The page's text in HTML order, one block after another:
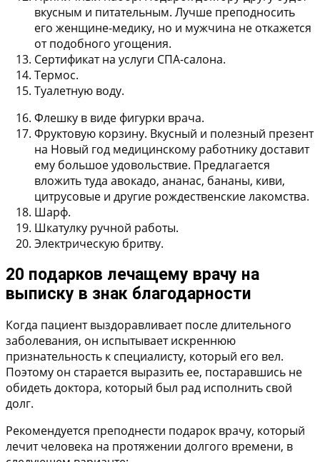
вкусным и питательным. Лучше преподносить
его женщине-медику, но и мужчина не откажется
от подобного угощения.
Сертификат на услуги СПА-салона.
Термос.
Туалетную воду.
Флешку в виде фигурки врача.
Фруктовую корзину. Вкусный и полезный презент
на Новый год медицинскому работнику доставит
ему большое удовольствие. Предлагается
вложить туда авокадо, ананас, бананы, киви,
цитрусовые и другие рождественские лакомства.
Шарф.
Шкатулку ручной работы.
Электрическую бритву.
20 подарков лечащему врачу на
выписку в знак благодарности
Когда пациент выздоравливает после длительного
заболевания, он испытывает искреннюю
признательность к специалисту, который его вел.
Поэтому он старается выразить ее, постаравшись не
обидеть доктора, который был рад исполнить свой
долг.
Рекомендуется преподнести подарок врачу, который
лечит человека на протяжении долгого времени, в